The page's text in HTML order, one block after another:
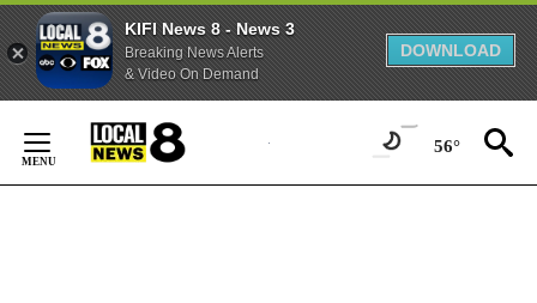
KIFI News 8 - News 3
Breaking News Alerts
& Video On Demand
DOWNLOAD
Content
56°